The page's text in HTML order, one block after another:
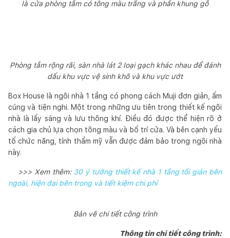
là cửa phòng tắm có tông màu trắng và phần khung gỗ
Phòng tắm rộng rãi, sàn nhà lát 2 loại gạch khác nhau để đánh
dấu khu vực vệ sinh khô và khu vực ướt
Box House là ngôi nhà 1 tầng có phong cách Muji đơn giản, ấm
cúng và tiện nghi. Một trong những ưu tiên trong thiết kế ngôi
nhà là lấy sáng và lưu thông khí. Điều đó được thể hiện rõ ở
cách gia chủ lựa chọn tông màu và bố trí cửa. Và bên cạnh yếu
tố chức năng, tính thẩm mỹ vẫn được đảm bảo trong ngôi nhà
này.
>>> Xem thêm: 30 ý tưởng thiết kế nhà 1 tầng tối giản bên
ngoài, hiện đại bên trong và tiết kiệm chi phí
Bản vẽ chi tiết công trình
Thông tin chi tiết công trình: